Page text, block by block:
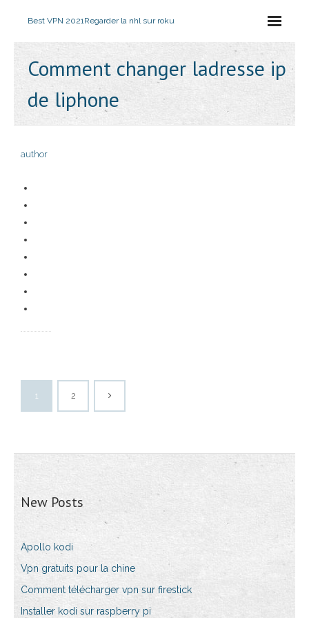
Best VPN 2021Regarder la nhl sur roku
Comment changer ladresse ip
de liphone
author
1 2
New Posts
Apollo kodi
Vpn gratuits pour la chine
Comment télécharger vpn sur firestick
Installer kodi sur raspberry pi